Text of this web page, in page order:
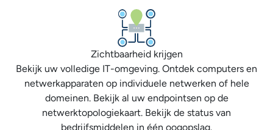
Zichtbaarheid krijgen
Bekijk uw volledige IT-omgeving. Ontdek computers en
netwerkapparaten op individuele netwerken of hele
domeinen. Bekijk al uw endpointsen op de
netwerktopologiekaart. Bekijk de status van
bedrijfsmiddelen in één oogopslag.